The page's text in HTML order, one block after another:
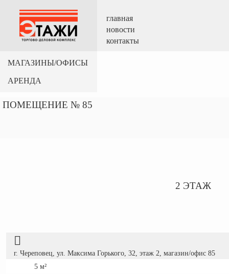
главная
новости
контакты
МАГАЗИНЫ/ОФИСЫ
АРЕНДА
ПОМЕЩЕНИЕ № 85
2 ЭТАЖ
г. Череповец, ул. Максима Горького, 32, этаж 2, магазин/офис 85
5 м²